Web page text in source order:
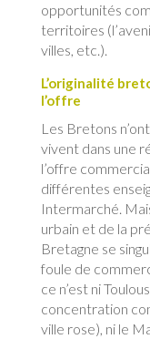
opportunités
territoires
villes, etc.).
L’originalité
l’offre
Les Bretons
vivent dans une
l’offre
différentes
Intermarché.
urbain et de la
Bretagne se
foule de
ce n’est ni
concentration
ville rose), ni le